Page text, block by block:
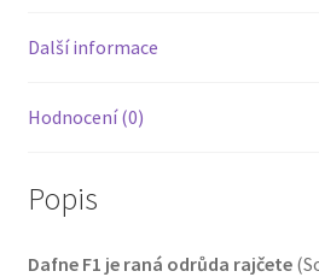
Další informace
Hodnocení (0)
Popis
Dafne F1 je raná odrůda rajčete